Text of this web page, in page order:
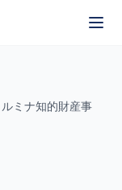
ルミナ知的財産事